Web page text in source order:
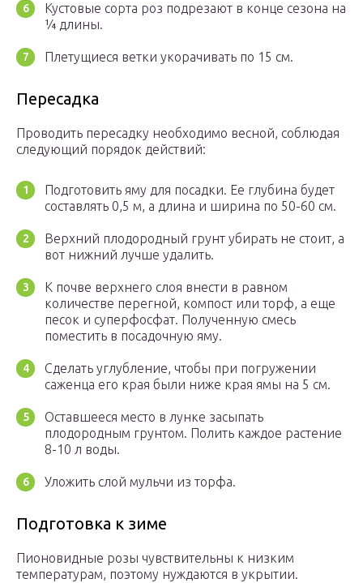
Кустовые сорта роз подрезают в конце сезона на
¼ длины.
Плетущиеся ветки укорачивать по 15 см.
Пересадка
Проводить пересадку необходимо весной, соблюдая
следующий порядок действий:
Подготовить яму для посадки. Ее глубина будет
составлять 0,5 м, а длина и ширина по 50-60 см.
Верхний плодородный грунт убирать не стоит, а
вот нижний лучше удалить.
К почве верхнего слоя внести в равном
количестве перегной, компост или торф, а еще
песок и суперфосфат. Полученную смесь
поместить в посадочную яму.
Сделать углубление, чтобы при погружении
саженца его края были ниже края ямы на 5 см.
Оставшееся место в лунке засыпать
плодородным грунтом. Полить каждое растение
8-10 л воды.
Уложить слой мульчи из торфа.
Подготовка к зиме
Пионовидные розы чувствительны к низким
температурам, поэтому нуждаются в укрытии.